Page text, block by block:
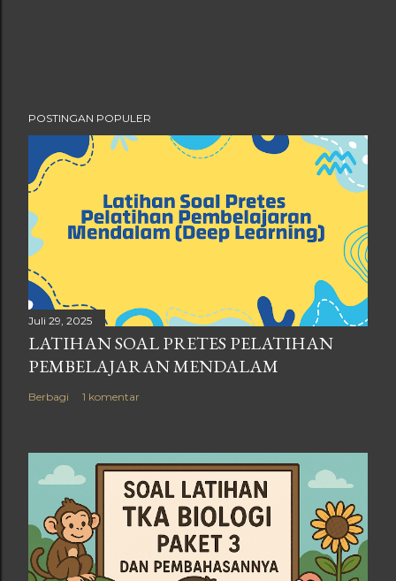
POSTINGAN POPULER
Juli 29, 2025
LATIHAN SOAL PRETES PELATIHAN
PEMBELAJARAN MENDALAM
Berbagi 1 komentar